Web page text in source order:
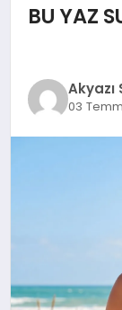
DÜNYA
SPOR
BU YAZ
03